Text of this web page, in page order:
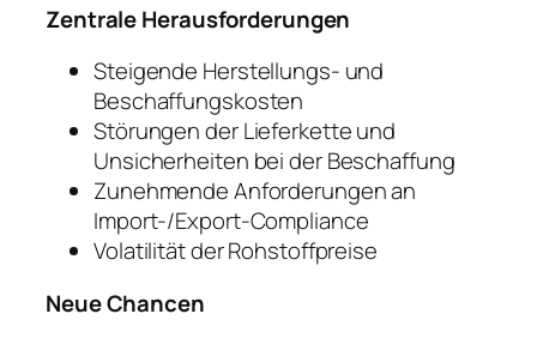
Zentrale Herausforderungen
Steigende Herstellungs- und
Beschaffungskosten
Störungen der Lieferkette und
Unsicherheiten bei der Beschaffung
Zunehmende Anforderungen an
Import-/Export-Compliance
Volatilität der Rohstoffpreise
Neue Chancen